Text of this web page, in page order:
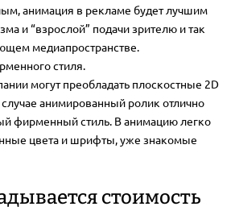
анимация в рекламе будет лучшим
и “взрослой” подачи зрителю и так
медиапространстве.
стиля.
могут преобладать плоскостные 2D
анимированный ролик отлично
фирменный стиль. В анимацию легко
цвета и шрифты, уже знакомые
стоимость